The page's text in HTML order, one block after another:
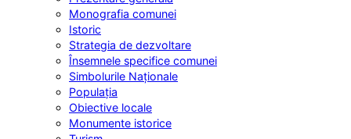
Monografia comunei
Istoric
Strategia de dezvoltare
Însemnele specifice comunei
Simbolurile Naționale
Populația
Obiective locale
Monumente istorice